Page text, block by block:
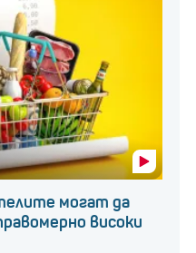
могат да
високи